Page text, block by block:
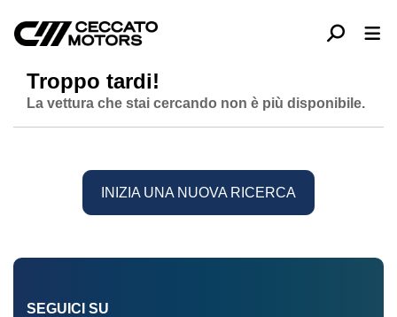
Troppo tardi!
La vettura che stai cercando non è più disponibile.
INIZIA UNA NUOVA RICERCA
SEGUICI SU